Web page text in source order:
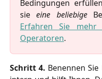
Bedingungen
sieeine beliebige
Erfahren Sie mehr
Operatoren.
Schritt 4. Benennen